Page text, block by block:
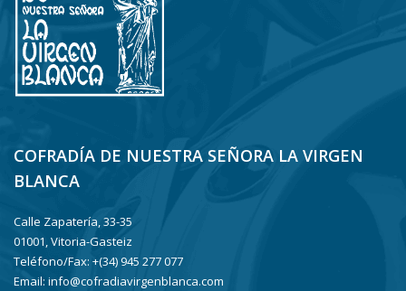
COFRADÍA DE NUESTRA SEÑORA LA VIRGEN
BLANCA
Calle Zapatería, 33-35
01001, Vitoria-Gasteiz
Teléfono/Fax: +(34) 945 277 077
Email: info@cofradiavirgenblanca.com